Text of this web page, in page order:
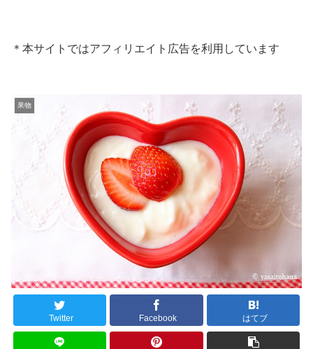
＊本サイトではアフィリエイト広告を利用しています
果物
Twitter Facebook はてブ